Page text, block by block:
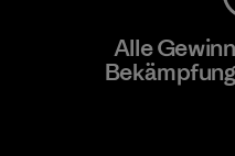
Alle